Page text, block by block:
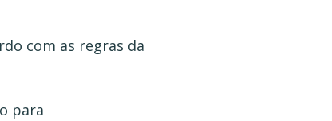
com as regras da
para